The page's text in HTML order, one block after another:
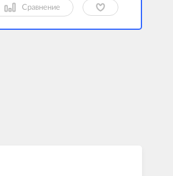
Сравнение